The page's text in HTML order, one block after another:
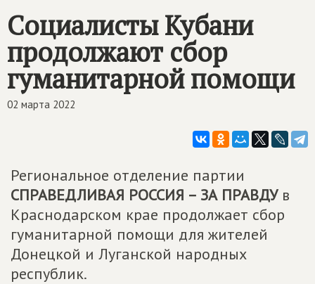
Контакты
Cоциалисты Кубани
продолжают сбор
гуманитарной помощи
02 марта 2022
Региональное отделение партии
СПРАВЕДЛИВАЯ РОССИЯ – ЗА ПРАВДУв
Краснодарском крае продолжает сбор
гуманитарной помощи для жителей
Донецкой и Луганской народных
республик.